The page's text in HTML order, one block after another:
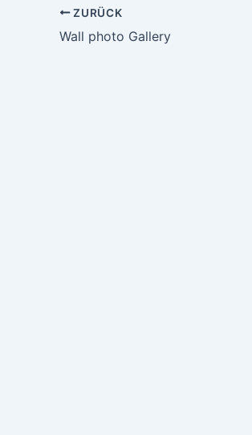
ZURÜCK
Wall photo Gallery